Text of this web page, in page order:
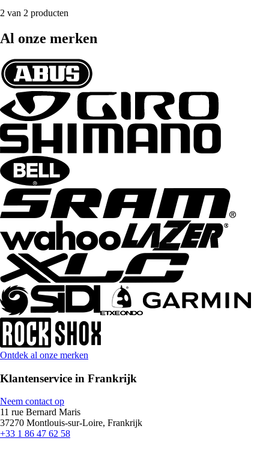
2 van 2 producten
Al onze merken
Ontdek al onze merken
Klantenservice in Frankrijk
Neem contact op
11 rue Bernard Maris
37270 Montlouis-sur-Loire, Frankrijk
+33 1 86 47 62 58